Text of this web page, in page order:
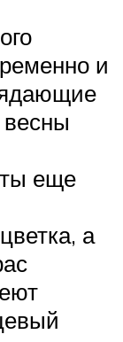
и
еще
а